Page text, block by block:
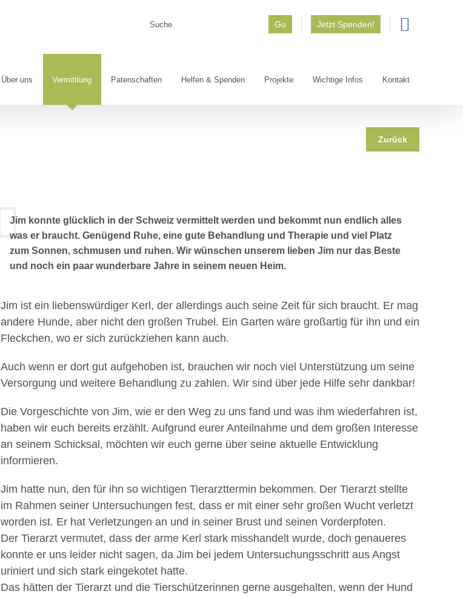
Go Jetzt Spenden!
Über uns Vermittlung Patenschaften Helfen & Spenden Projekte Wichtige Infos Kontakt
Zurück
Jim konnte glücklich in der Schweiz vermittelt werden und bekommt nun endlich alles
was er braucht. Genügend Ruhe, eine gute Behandlung und Therapie und viel Platz
zum Sonnen, schmusen und ruhen. Wir wünschen unserem lieben Jim nur das Beste
und noch ein paar wunderbare Jahre in seinem neuen Heim.
Jim ist ein liebenswürdiger Kerl, der allerdings auch seine Zeit für sich braucht. Er mag
andere Hunde, aber nicht den großen Trubel. Ein Garten wäre großartig für ihn und ein
Fleckchen, wo er sich zurückziehen kann auch.
Auch wenn er dort gut aufgehoben ist, brauchen wir noch viel Unterstützung um seine
Versorgung und weitere Behandlung zu zahlen. Wir sind über jede Hilfe sehr dankbar!
Die Vorgeschichte von Jim, wie er den Weg zu uns fand und was ihm wiederfahren ist,
haben wir euch bereits erzählt. Aufgrund eurer Anteilnahme und dem großen Interesse
an seinem Schicksal, möchten wir euch gerne über seine aktuelle Entwicklung
informieren.
Jim hatte nun, den für ihn so wichtigen Tierarzttermin bekommen. Der Tierarzt stellte
im Rahmen seiner Untersuchungen fest, dass er mit einer sehr großen Wucht verletzt
worden ist. Er hat Verletzungen an und in seiner Brust und seinen Vorderpfoten.
Der Tierarzt vermutet, dass der arme Kerl stark misshandelt wurde, doch genaueres
konnte er uns leider nicht sagen, da Jim bei jedem Untersuchungsschritt aus Angst
uriniert und sich stark eingekotet hatte.
Das hätten der Tierarzt und die Tierschützerinnen gerne ausgehalten, wenn der Hund